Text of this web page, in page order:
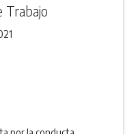
Trabajo